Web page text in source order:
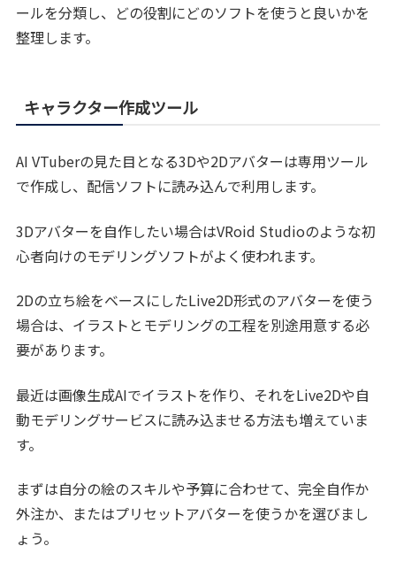
ールを分類し、どの役割にどのソフトを使うと良いかを
整理します。
キャラクター作成ツール
AI VTuberの見た目となる3Dや2Dアバターは専用ツール
で作成し、配信ソフトに読み込んで利用します。
3Dアバターを自作したい場合はVRoid Studioのような初
心者向けのモデリングソフトがよく使われます。
2Dの立ち絵をベースにしたLive2D形式のアバターを使う
場合は、イラストとモデリングの工程を別途用意する必
要があります。
最近は画像生成AIでイラストを作り、それをLive2Dや自
動モデリングサービスに読み込ませる方法も増えていま
す。
まずは自分の絵のスキルや予算に合わせて、完全自作か
外注か、またはプリセットアバターを使うかを選びまし
ょう。